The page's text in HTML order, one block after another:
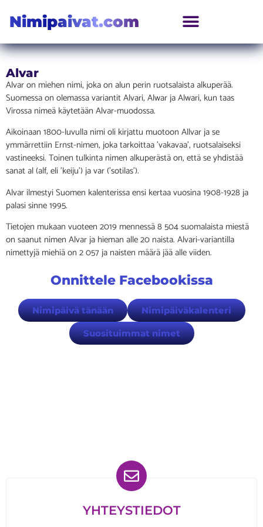
Nimipaivat.com
Alvar
Alvar on miehen nimi, joka on alun perin ruotsalaista alkuperää.
Suomessa on olemassa variantit Alvari, Alwar ja Alwari, kun taas
Virossa nimeä käytetään Alvar-muodossa.
Aikoinaan 1800-luvulla nimi oli kirjattu muotoon Allvar ja se
ymmärrettiin Ernst-nimen, joka tarkoittaa ’vakavaa’, ruotsalaiseksi
vastineeksi. Toinen tulkinta nimen alkuperästä on, että se yhdistää
sanat al (alf, eli ’keiju’) ja var (’sotilas’).
Alvar ilmestyi Suomen kalenterissa ensi kertaa vuosina 1908-1928 ja
palasi sinne 1995.
Tietojen mukaan vuoteen 2019 mennessä 8 504 suomalaista miestä
on saanut nimen Alvar ja hieman alle 20 naista. Alvari-variantilla
nimettyjä miehiä on 2 057 ja naisten määrä jää alle viiden.
Onnittele Facebookissa
Nimipäivä tänään Nimipäiväkalenteri
Suosituimmat nimet
YHTEYSTIEDOT